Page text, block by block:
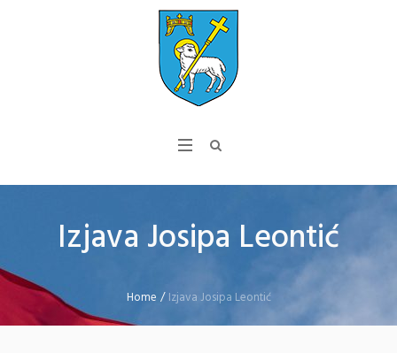
Izjava Josipa Leontić
Home /Izjava Josipa Leontić